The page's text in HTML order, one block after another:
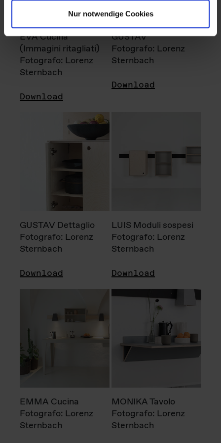
Nur notwendige Cookies
EVA Cucina
(Immagini ritagliati)
Fotografo: Lorenz
Sternbach
Download
GUSTAV
Fotografo: Lorenz
Sternbach
Download
GUSTAV Dettaglio
Fotografo: Lorenz
Sternbach
Download
LUIS Moduli sospesi
Fotografo: Lorenz
Sternbach
Download
EMMA Cucina
Fotografo: Lorenz
Sternbach
MONIKA Tavolo
Fotografo: Lorenz
Sternbach